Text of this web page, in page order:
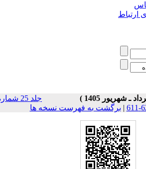
جلد 25 شماره
|برگشت به فهرست نسخه ها